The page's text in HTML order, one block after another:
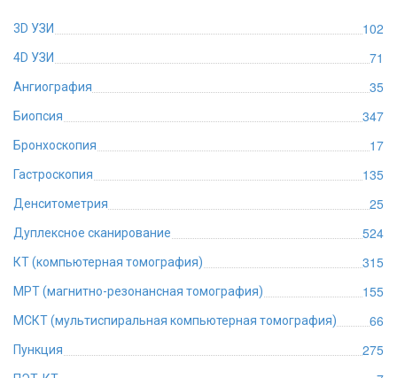
3D УЗИ 102
4D УЗИ 71
Ангиография 35
Биопсия 347
Бронхоскопия 17
Гастроскопия 135
Денситометрия 25
Дуплексное сканирование 524
КТ (компьютерная томография) 315
МРТ (магнитно-резонансная томография) 155
МСКТ (мультиспиральная компьютерная томография) 66
Пункция 275